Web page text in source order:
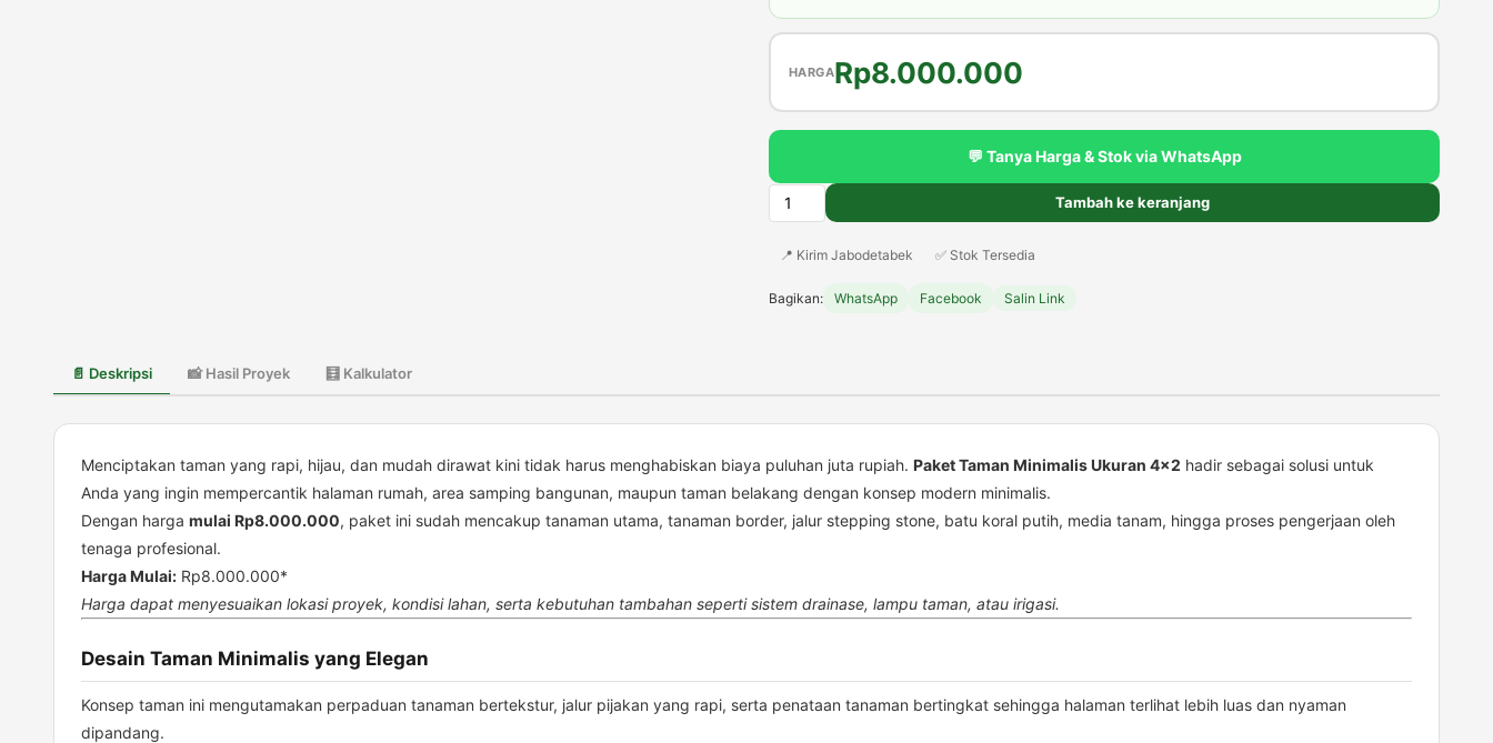
HARGAHarga
aslinya
Rp8.000.000
saat
ini
adalah:
Rp8.000.000.
💬 Tanya Harga & Stok via WhatsApp
Kuantitas
Taman
Ukuran
Tambah ke keranjang
📍 Kirim Jabodetabek ✅ Stok Tersedia
Bagikan: WhatsApp Facebook Salin Link
📄 Deskripsi 📸 Hasil Proyek 🧮 Kalkulator
Menciptakan taman yang rapi, hijau, dan mudah dirawat kini tidak harus menghabiskan biaya puluhan juta rupiah. Paket Taman Minimalis Ukuran 4×2 hadir sebagai solusi untuk
Anda yang ingin mempercantik halaman rumah, area samping bangunan, maupun taman belakang dengan konsep modern minimalis.
Dengan harga mulai Rp8.000.000, paket ini sudah mencakup tanaman utama, tanaman border, jalur stepping stone, batu koral putih, media tanam, hingga proses pengerjaan oleh
tenaga profesional.
Harga Mulai: Rp8.000.000*
Harga dapat menyesuaikan lokasi proyek, kondisi lahan, serta kebutuhan tambahan seperti sistem drainase, lampu taman, atau irigasi.
Desain Taman Minimalis yang Elegan
Konsep taman ini mengutamakan perpaduan tanaman bertekstur, jalur pijakan yang rapi, serta penataan tanaman bertingkat sehingga halaman terlihat lebih luas dan nyaman
dipandang.